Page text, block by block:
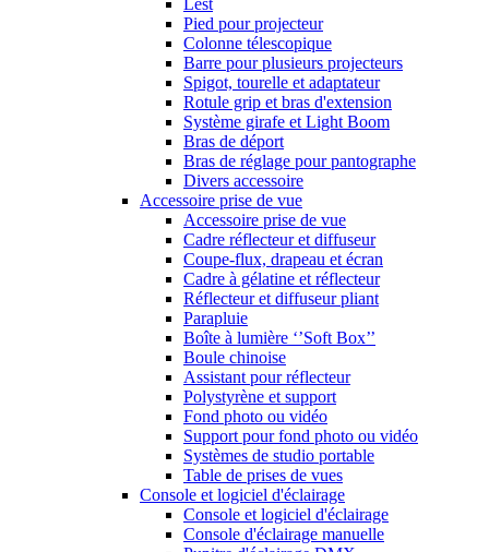
Lest
Pied pour projecteur
Colonne télescopique
Barre pour plusieurs projecteurs
Spigot, tourelle et adaptateur
Rotule grip et bras d'extension
Système girafe et Light Boom
Bras de déport
Bras de réglage pour pantographe
Divers accessoire
Accessoire prise de vue
Accessoire prise de vue
Cadre réflecteur et diffuseur
Coupe-flux, drapeau et écran
Cadre à gélatine et réflecteur
Réflecteur et diffuseur pliant
Parapluie
Boîte à lumière ‘’Soft Box’’
Boule chinoise
Assistant pour réflecteur
Polystyrène et support
Fond photo ou vidéo
Support pour fond photo ou vidéo
Systèmes de studio portable
Table de prises de vues
Console et logiciel d'éclairage
Console et logiciel d'éclairage
Console d'éclairage manuelle